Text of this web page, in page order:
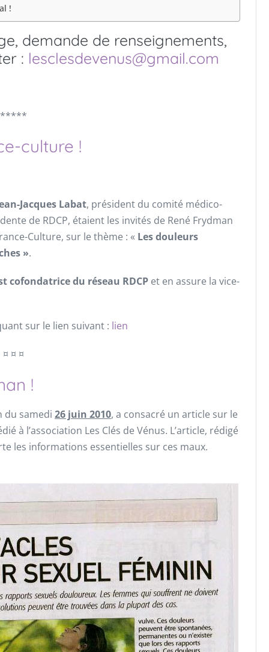
!
demande de renseignements,
: lesclesdevenus@gmail.com
*****
culture !
Jacques Labat, président du comité médico-
de RDCP, étaient les invités de René Frydman
Culture, sur le thème : « Les douleurs
».
cofondatrice du réseau RDCP et en assure la vice-
sur le lien suivant : lien
¤ ¤ ¤
!
du samedi 26 juin 2010, a consacré un article sur le
à l’association Les Clés de Vénus. L’article, rédigé
les informations essentielles sur ces maux.